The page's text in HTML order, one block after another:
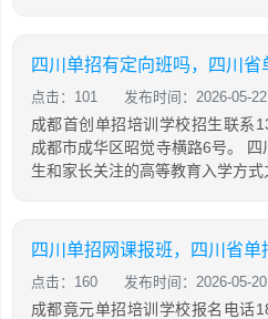
四川单招有定向班吗，四川
点击：101 发布时间：2026-05-22
成都首创单招培训学校招生联系
成都市成华区昭觉寺横路6号。
生和家长关注的高等教育入学方式
四川单招网课报班，四川省单
点击：160 发布时间：2026-05-20
成都竟元单招培训学校报名电话